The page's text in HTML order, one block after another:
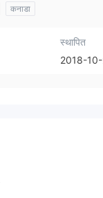
कनाडा
स्थापित
2018-